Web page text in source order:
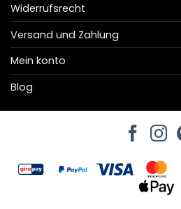
Widerrufsrecht
Versand und Zahlung
Mein konto
Blog